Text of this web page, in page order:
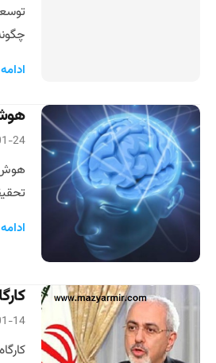
24
هوش
14